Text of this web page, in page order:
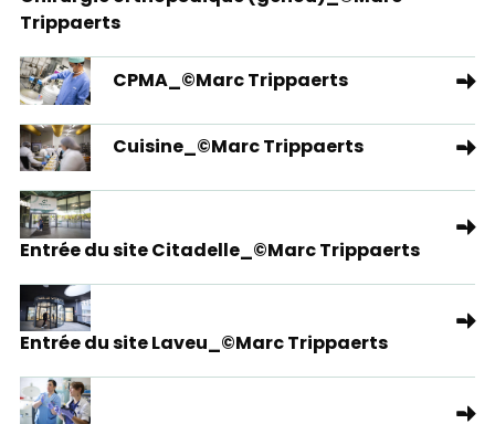
Trippaerts
CPMA_©Marc Trippaerts
Cuisine_©Marc Trippaerts
Entrée du site Citadelle_©Marc Trippaerts
Entrée du site Laveu_©Marc Trippaerts